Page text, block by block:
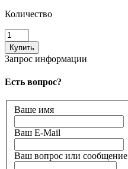
Количество
Запрос информации
Есть вопрос?
Ваше имя
Ваш E-Mail
Ваш вопрос или сообщение